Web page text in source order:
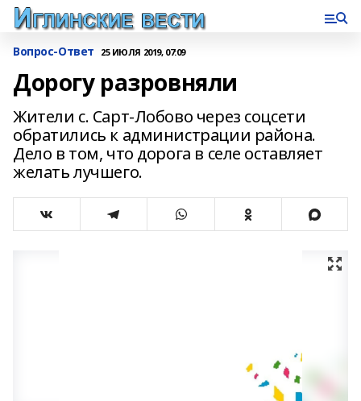
Вопрос-Ответ 25 ИЮЛЯ 2019, 07:09
Дорогу разровняли
Жители с. Сарт-Лобово через соцсети
обратились к администрации района.
Дело в том, что дорога в селе оставляет
желать лучшего.